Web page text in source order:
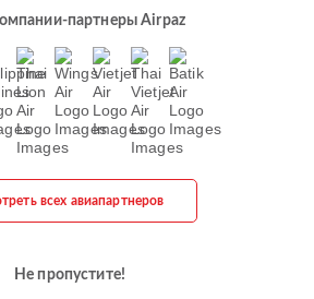
партнеры Airpaz
всех авиапартнеров
Не пропустите!